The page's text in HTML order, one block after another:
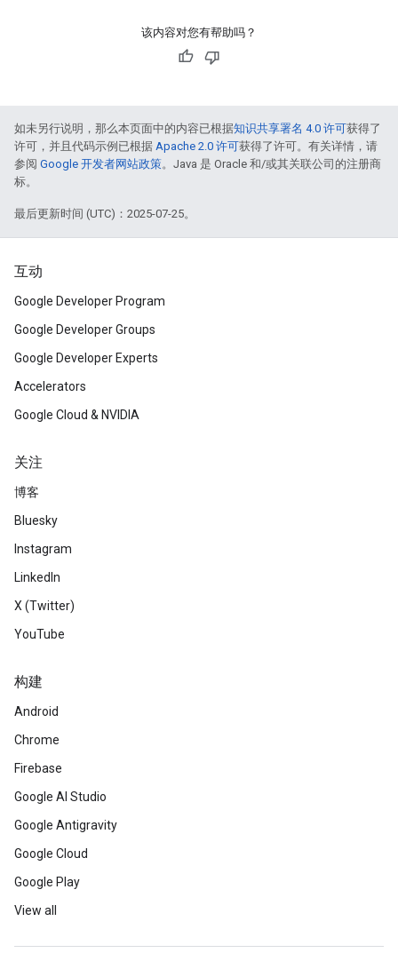
该内容对您有帮助吗？
如未另行说明，那么本页面中的内容已根据知识共享署名 4.0 许可获得了
许可，并且代码示例已根据 Apache 2.0 许可获得了许可。有关详情，请
参阅 Google 开发者网站政策。Java 是 Oracle 和/或其关联公司的注册商
标。
最后更新时间 (UTC)：2025-07-25。
互动
Google Developer Program
Google Developer Groups
Google Developer Experts
Accelerators
Google Cloud & NVIDIA
关注
博客
Bluesky
Instagram
LinkedIn
X (Twitter)
YouTube
构建
Android
Chrome
Firebase
Google AI Studio
Google Antigravity
Google Cloud
Google Play
View all